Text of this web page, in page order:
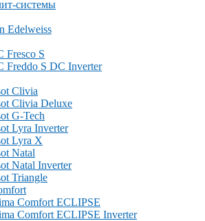
системы
Edelweiss
Fresco S
Freddo S DC Inverter
Clivia
Clivia Deluxe
G-Tech
Lyra Inverter
Lyra X
Natal
Natal Inverter
Triangle
Comfort ECLIPSE
Comfort ECLIPSE Inverter